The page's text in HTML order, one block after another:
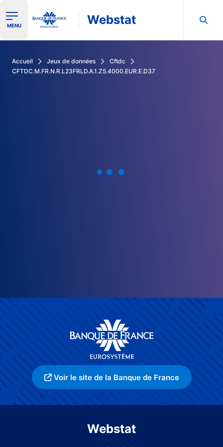
Ouvrir le menu de navigation
MENU Webstat
Accueil Jeux de données
Cftdc
CFTDC.M.FR.N.R.L23FRLD.A.1.Z5.4000.EUR.E.D37
Voir le site de la Banque de France
Webstat